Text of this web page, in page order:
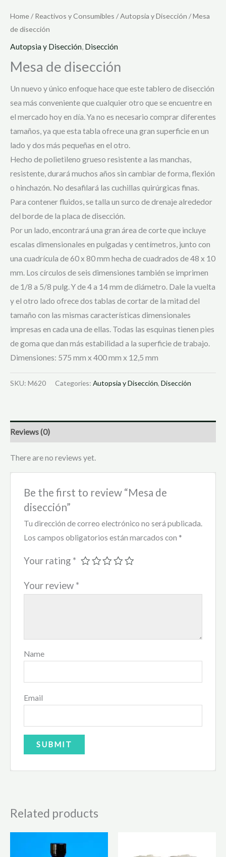
Home/Reactivos y Consumibles /Autopsia y Disección / Mesa
de disección
Autopsia y Disección, Disección
Mesa de disección
Un nuevo y único enfoque hace que este tablero de disección
sea más conveniente que cualquier otro que se encuentre en
el mercado hoy en día. Ya no es necesario comprar diferentes
tamaños, ya que esta tabla ofrece una gran superficie en un
lado y dos más pequeñas en el otro.
Hecho de polietileno grueso resistente a las manchas,
resistente, durará muchos años sin cambiar de forma, flexión
o hinchazón. No desafilará las cuchillas quirúrgicas finas.
Para contener fluidos, se talla un surco de drenaje alrededor
del borde de la placa de disección.
Por un lado, encontrará una gran área de corte que incluye
escalas dimensionales en pulgadas y centímetros, junto con
una cuadrícula de 60 x 80 mm hecha de cuadrados de 48 x 10
mm. Los círculos de seis dimensiones también se imprimen
de 1/8 a 5/8 pulg. Y de 4 a 14 mm de diámetro. Dale la vuelta
y el otro lado ofrece dos tablas de cortar de la mitad del
tamaño con las mismas características dimensionales
impresas en cada una de ellas. Todas las esquinas tienen pies
de goma que dan más estabilidad a la superficie de trabajo.
Dimensiones: 575 mm x 400 mm x 12,5 mm
SKU: M620 Categories: Autopsia y Disección, Disección
Reviews (0)
There are no reviews yet.
Be the first to review “Mesa de
disección”
Tu dirección de correo electrónico no será publicada.
Los campos obligatorios están marcados con *
Your rating *
Your review *
Name
Email
Related products